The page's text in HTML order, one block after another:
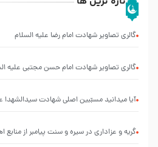
گالری تصاویر شهادت امام رضا علیه السلام
گالری تصاویر شهادت امام حسن مجتبی علیه
آیا میدانید مسبّبین اصلی شهادت سیدالشهدا
گریه و عزاداری در سیره و سنت پیامبر از